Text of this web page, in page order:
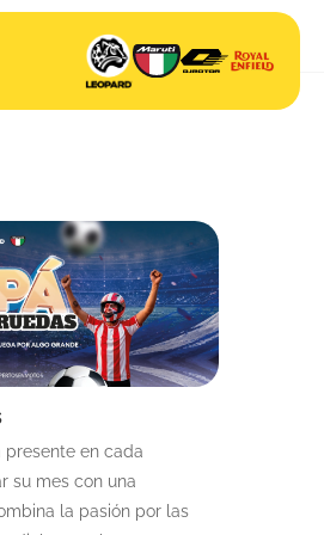
presente en cada
su mes con una
la pasión por las